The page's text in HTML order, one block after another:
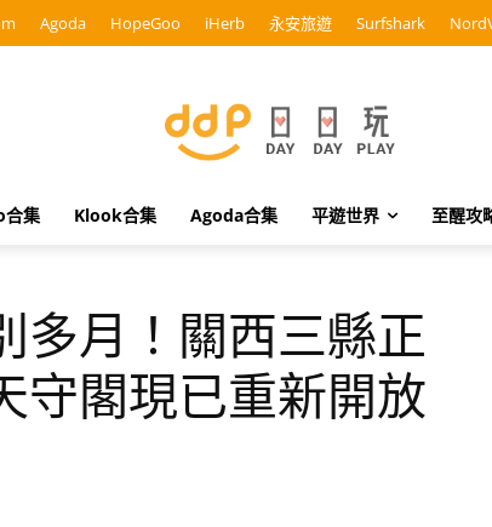
Agoda HopeGoo iHerb 永安旅遊 Surfshark
集 Klook合集 Agoda合集 平遊世界 至醒攻
多月！關西三縣正
守閣現已重新開放